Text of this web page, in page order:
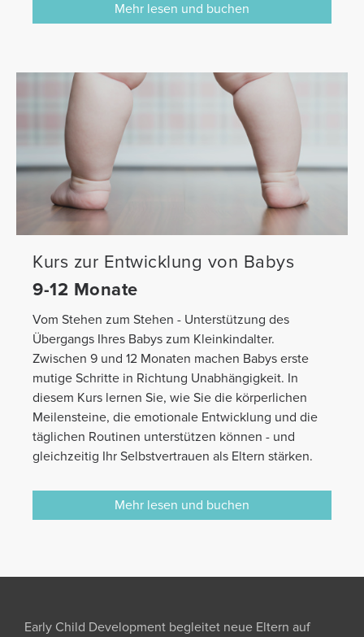
Mehr lesen und buchen
Kurs zur Entwicklung von Babys
9-12 Monate
Vom Stehen zum Stehen - Unterstützung des
Übergangs Ihres Babys zum Kleinkindalter.
Zwischen 9 und 12 Monaten machen Babys erste
mutige Schritte in Richtung Unabhängigkeit. In
diesem Kurs lernen Sie, wie Sie die körperlichen
Meilensteine, die emotionale Entwicklung und die
täglichen Routinen unterstützen können - und
gleichzeitig Ihr Selbstvertrauen als Eltern stärken.
Mehr lesen und buchen
Early Child Development begleitet neue Eltern auf